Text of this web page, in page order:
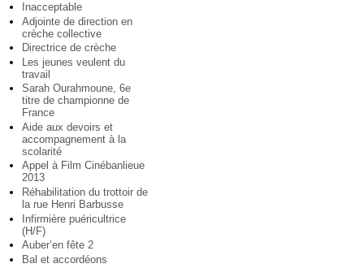
Inacceptable
Adjointe de direction en
crèche collective
Directrice de crèche
Les jeunes veulent du
travail
Sarah Ourahmoune, 6e
titre de championne de
France
Aide aux devoirs et
accompagnement à la
scolarité
Appel à Film Cinébanlieue
2013
Réhabilitation du trottoir de
la rue Henri Barbusse
Infirmière puéricultrice
(H/F)
Auber’en fête 2
Bal et accordéons